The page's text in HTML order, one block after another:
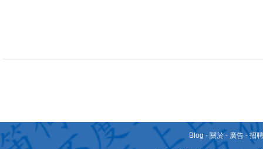
Blog - 關於 - 廣告 -招